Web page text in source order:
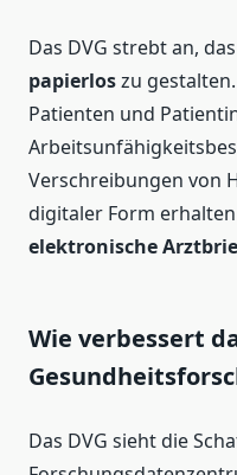
Das DVG strebt an,
papierloszu
Patienten und
Verschreibungen von
digitaler Form
elektronische
Wie verbessert
Das DVG sieht die